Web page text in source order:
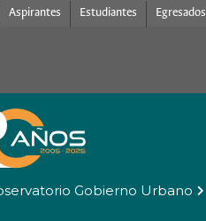
Aspirantes Estudiantes Egresados
Gobierno Urbano